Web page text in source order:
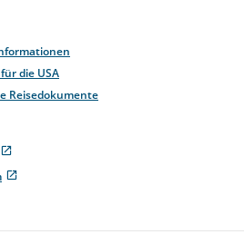
die USA
Reisedokumente
Website,
Fenster
möglicherweise